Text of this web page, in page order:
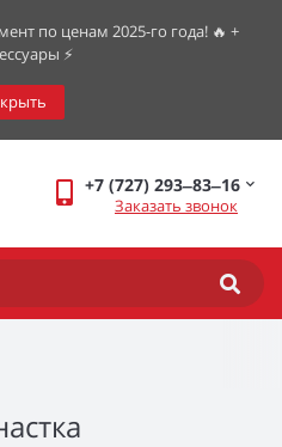
по ценам 2025-го года! 🔥 +
⚡️
+7 (727) 293‒83‒16
Заказать звонок